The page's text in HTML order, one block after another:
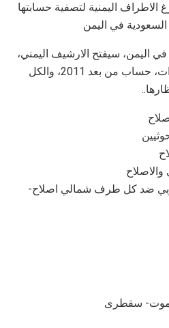
اليمنية لتصفية حسابتها
السعودية في اليمن
اليمن، سيفتح الارشيف اليمني،
كل الملفات المغلقة منذ سنوات، حساب من بعد 2011، والكل
والاصلاح
ضد كل طرف شمالي اصلاح-
سقطرى